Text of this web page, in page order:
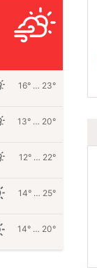
16° … 23°
13° … 20°
12° … 22°
14° … 25°
14° … 20°